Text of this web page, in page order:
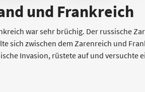
und Frankreich
war sehr brüchig. Der russische
sich zwischen dem Zarenreich und
Invasion, rüstete auf und versuchte